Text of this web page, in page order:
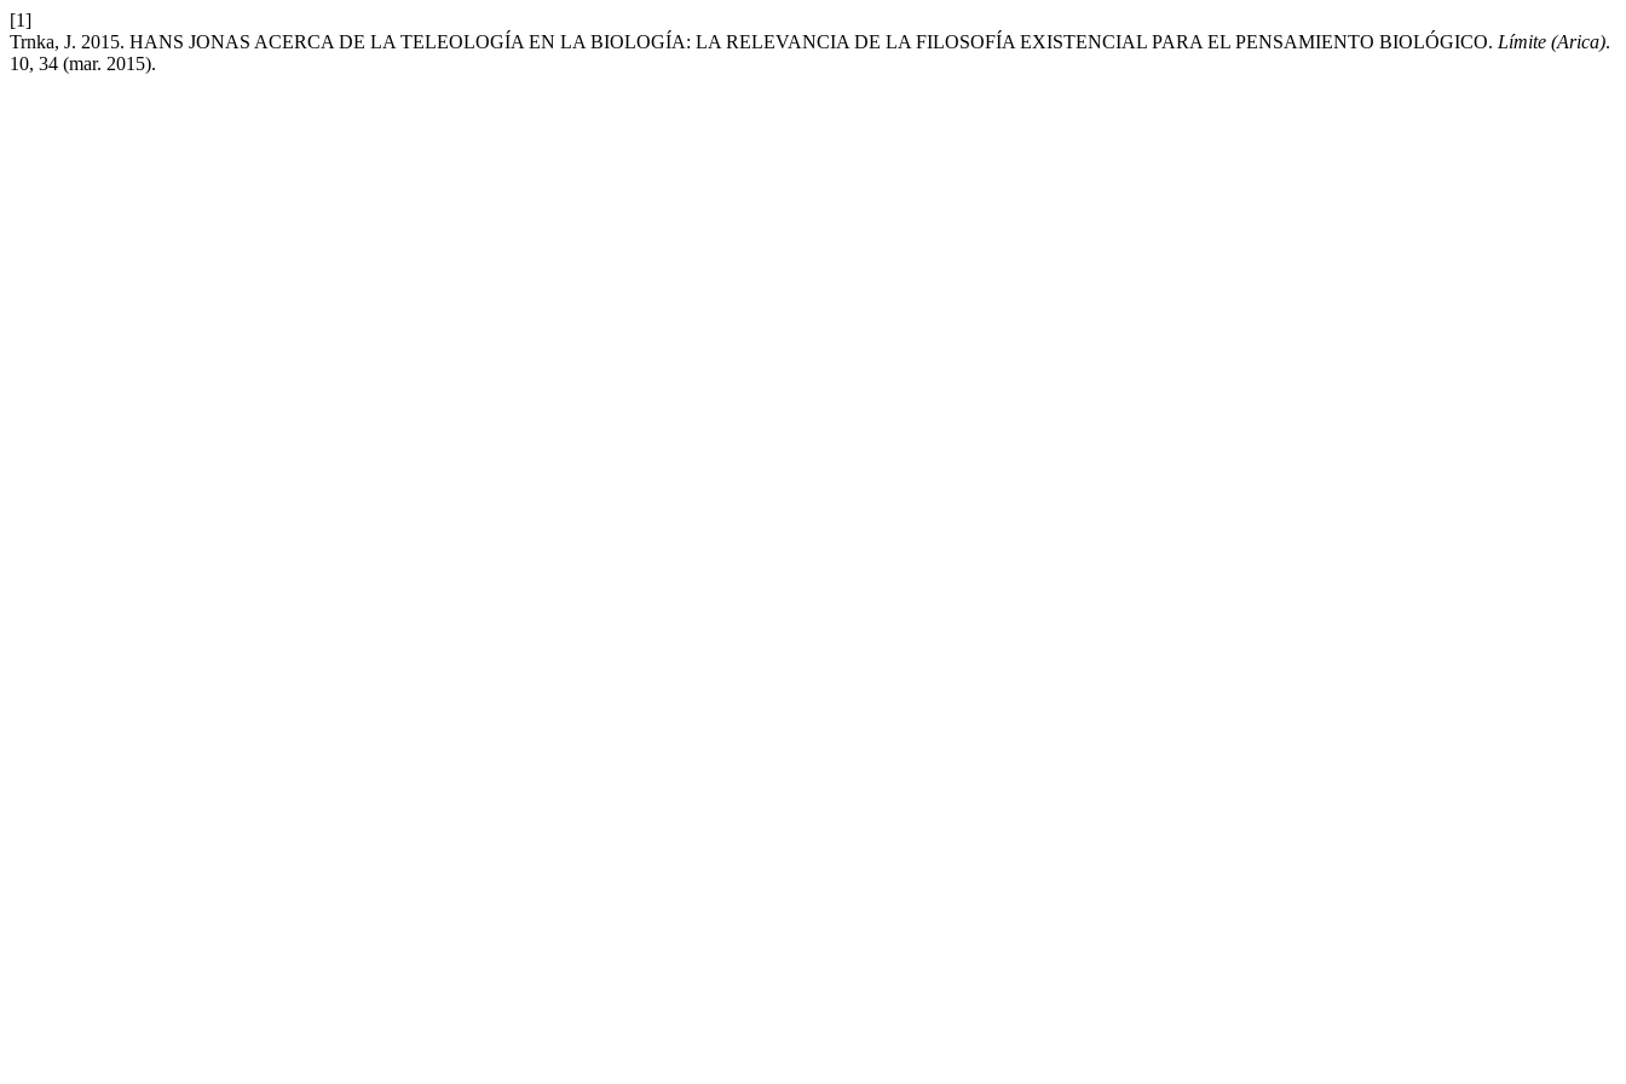
[1]
Trnka, J. 2015. HANS JONAS ACERCA DE LA TELEOLOGÍA EN LA BIOLOGÍA: LA RELEVANCIA DE LA FILOSOFÍA EXISTENCIAL PARA EL PENSAMIENTO BIOLÓGICO. Límite (Arica).
10, 34 (mar. 2015).